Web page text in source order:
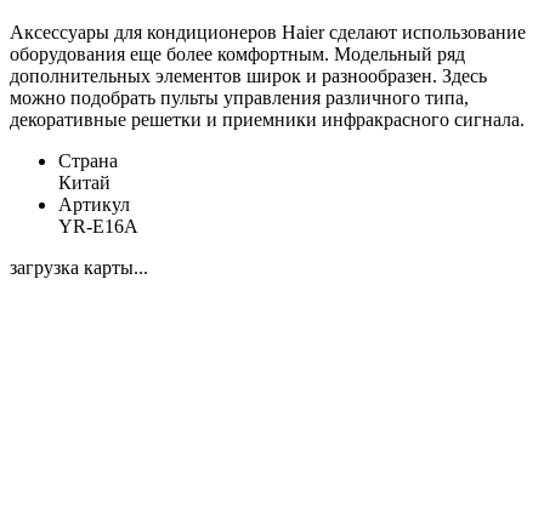
Аксессуары для кондиционеров Haier сделают использование
оборудования еще более комфортным. Модельный ряд
дополнительных элементов широк и разнообразен. Здесь
можно подобрать пульты управления различного типа,
декоративные решетки и приемники инфракрасного сигнала.
Страна
Китай
Артикул
YR-E16A
загрузка карты...